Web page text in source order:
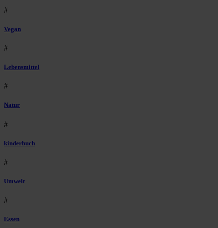
#
Vegan
#
Lebensmittel
#
Natur
#
kinderbuch
#
Umwelt
#
Essen